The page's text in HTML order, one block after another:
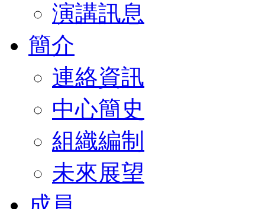
演講訊息
簡介
連絡資訊
中心簡史
組織編制
未來展望